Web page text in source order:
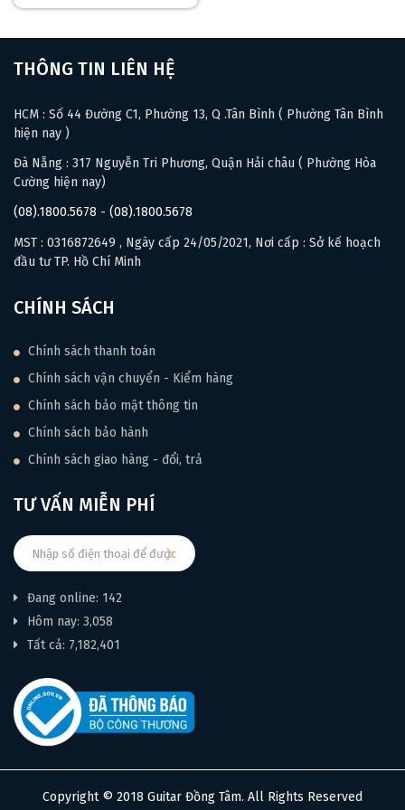
THÔNG TIN LIÊN HỆ
HCM : Số 44 Đường C1, Phường 13, Q .Tân Bình ( Phường Tân Bình
hiện nay )
Đà Nẵng : 317 Nguyễn Tri Phương, Quận Hải châu ( Phường Hòa
Cường hiện nay)
(08).1800.5678 - (08).1800.5678
MST : 0316872649 , Ngày cấp 24/05/2021, Nơi cấp : Sở kế hoạch
đầu tư TP. Hồ Chí Minh
CHÍNH SÁCH
Chính sách thanh toán
Chính sách vận chuyển - Kiểm hàng
Chính sách bảo mật thông tin
Chính sách bảo hành
Chính sách giao hàng - đổi, trả
TƯ VẤN MIỄN PHÍ
Đang online: 142
Hôm nay: 3,058
Tất cả: 7,182,401
Copyright © 2018 Guitar Đồng Tâm. All Rights Reserved